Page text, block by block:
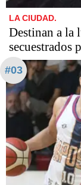
LA CIUDAD.
Destinan a la
secuestrados
#03